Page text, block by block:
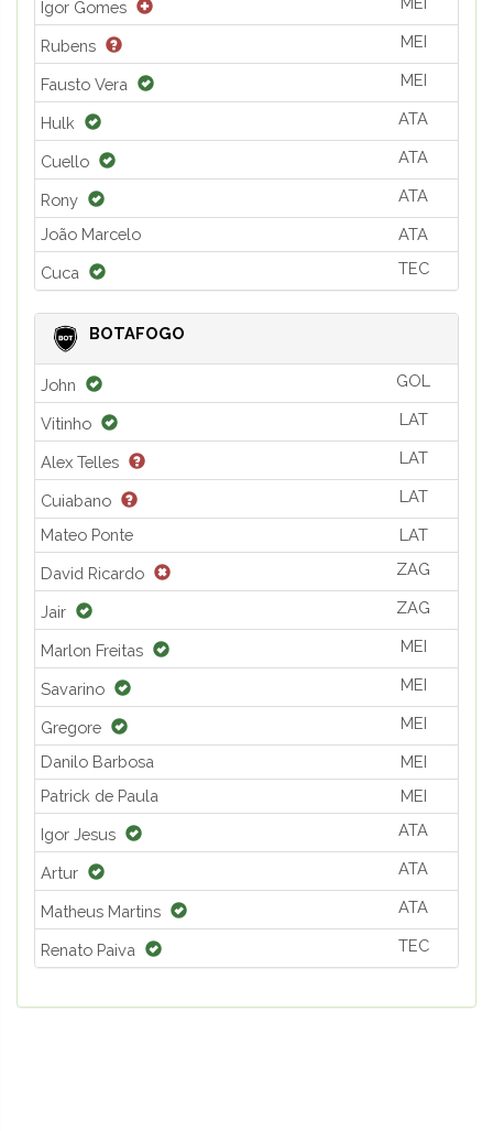
Igor Gomes
Rubens MEI
Fausto Vera MEI
Hulk ATA
Cuello ATA
Rony ATA
João Marcelo ATA
Cuca TEC
BOTAFOGO
John GOL
Vitinho LAT
Alex Telles LAT
Cuiabano LAT
Mateo Ponte LAT
David Ricardo ZAG
Jair ZAG
Marlon Freitas MEI
Savarino MEI
Gregore MEI
Danilo Barbosa
MEI
Patrick de Paula
MEI
Igor Jesus ATA
Artur ATA
Matheus Martins ATA
Renato Paiva TEC